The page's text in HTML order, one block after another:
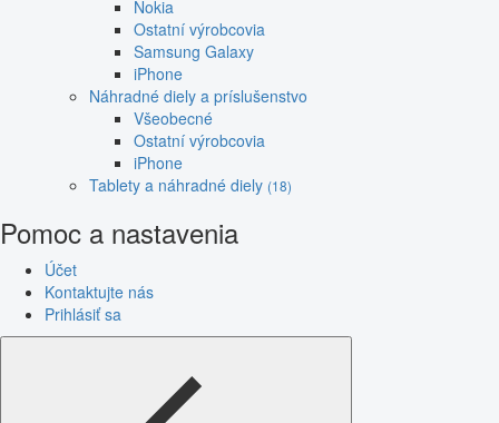
Nokia
Ostatní výrobcovia
Samsung Galaxy
iPhone
Náhradné diely a príslušenstvo
Všeobecné
Ostatní výrobcovia
iPhone
Tablety a náhradné diely (18)
Pomoc a nastavenia
Účet
Kontaktujte nás
Prihlásiť sa